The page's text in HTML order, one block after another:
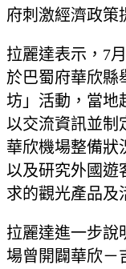
府刺激經濟政策
拉麗達表示，7
於巴蜀府華欣縣
坊」活動，當地
以交流資訊並制
華欣機場整備狀
以及研究外國遊
求的觀光產品及
拉麗達進一步說
場曾開闢華欣－